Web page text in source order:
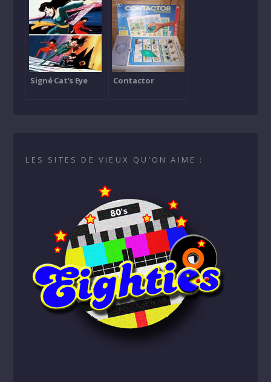
Signé Cat’s Eye Contactor
LES SITES DE VIEUX QU’ON AIME :